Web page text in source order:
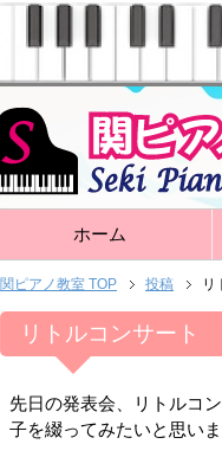
ホーム
関ピアノ教室 TOP 投稿 リ
リトルコンサート
先日の発表会、リトルコ
子を綴ってみたいと思いま